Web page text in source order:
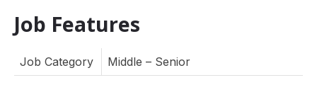
Job Features
Job Category Middle – Senior